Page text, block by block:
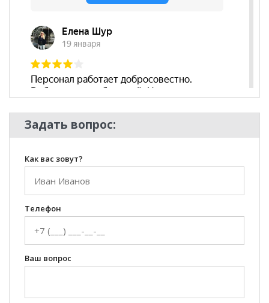
Задать вопрос:
Как вас зовут?
Телефон
Ваш вопрос